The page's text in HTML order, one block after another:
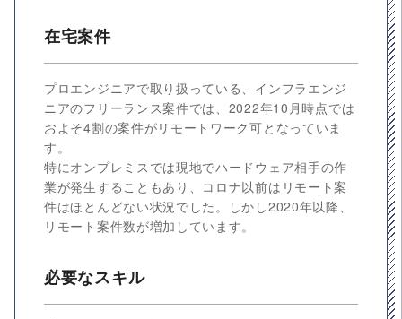
在宅案件
プロエンジニアで取り扱っている、インフラエンジ
ニアのフリーランス案件では、2022年10月時点では
およそ4割の案件がリモートワーク可となっていま
す。
特にオンプレミスでは現地でハードウェア相手の作
業が発生することもあり、コロナ以前はリモート案
件はほとんどない状況でした。しかし2020年以降、
リモート案件数が増加しています。
必要なスキル